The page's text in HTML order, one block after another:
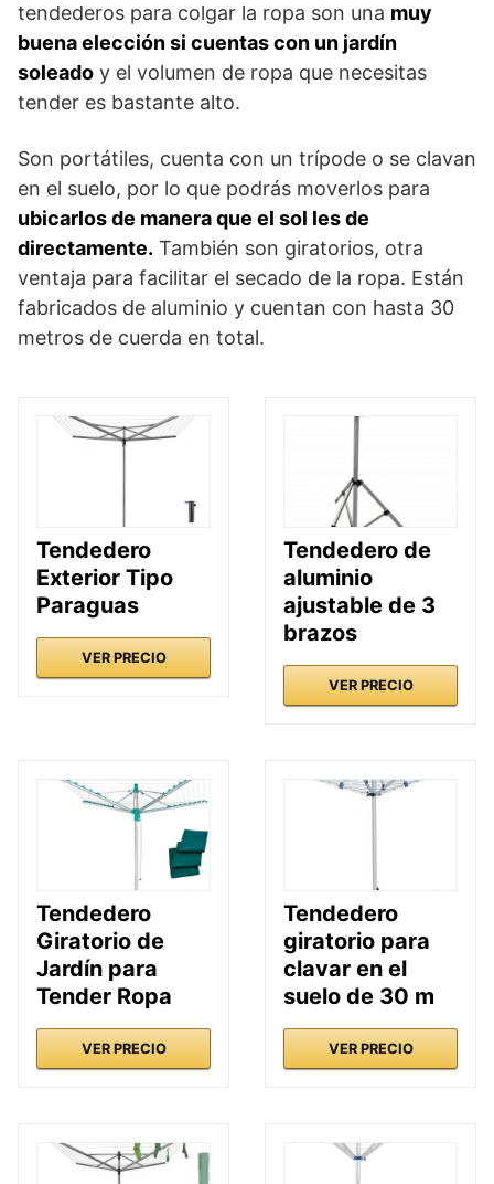
tendederos para colgar la ropa son una muy
buena elección si cuentas con un jardín
soleado y el volumen de ropa que necesitas
tender es bastante alto.
Son portátiles, cuenta con un trípode o se clavan
en el suelo, por lo que podrás moverlos para
ubicarlos de manera que el sol les de
directamente. También son giratorios, otra
ventaja para facilitar el secado de la ropa. Están
fabricados de aluminio y cuentan con hasta 30
metros de cuerda en total.
Tendedero
Exterior Tipo
Paraguas
VER PRECIO
Tendedero de
aluminio
ajustable de 3
brazos
VER PRECIO
Tendedero
Giratorio de
Jardín para
Tender Ropa
VER PRECIO
Tendedero
giratorio para
clavar en el
suelo de 30 m
VER PRECIO